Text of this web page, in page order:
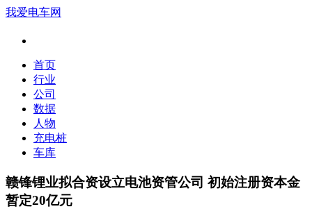
我爱电车网
首页
行业
公司
数据
人物
充电桩
车库
赣锋锂业拟合资设立电池资管公司 初始注册资本金
暂定20亿元